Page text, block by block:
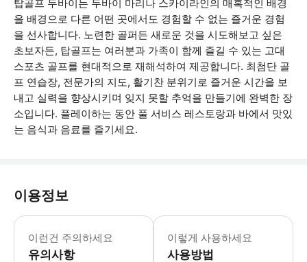
탑골프 두바이는 두바이 마리나 스카이라인의 매혹적인 배경
을 배경으로 다른 어떤 곳에서도 경험할 수 없는 즐거운 경험
을 선사합니다. 노련한 골퍼든 새로운 것을 시도해보고 싶은
초보자든, 탑골프는 여러분과 가족이 함께 즐길 수 있는 고대
스포츠 골프를 현대적으로 재해석하여 제공합니다. 최첨단 골
프 연습장, 전문가의 지도, 활기찬 분위기로 즐거운 시간을 보
내고 실력을 향상시키며 잊지 못할 추억을 만들기에 완벽한 장
소입니다. 플레이하는 동안 풀 서비스 레스토랑과 바에서 맛있
는 음식과 음료를 즐기세요.
이용정보
이런건 주의하세요
유의사항
베이는 선착순으로 배정됩니다. 이 티
이렇게 사용하세요
사용방법